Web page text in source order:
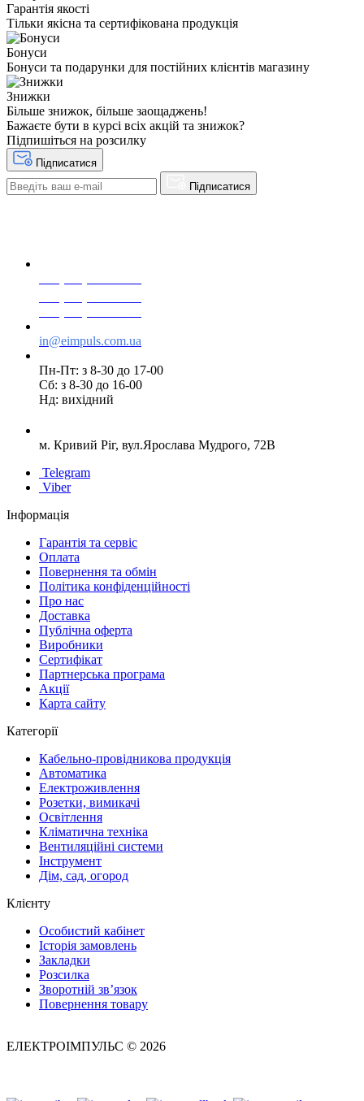
Гарантія якості
Тільки якісна та сертифікована продукція
Бонуси
Бонуси та подарунки для постійних клієнтів магазину
Знижки
Більше знижок, більше заощаджень!
Бажаєте бути в курсі всіх акцій та знижок?
Підпишіться на розсилку
Підписатися
Підписатися
in@eimpuls.com.ua
Пн-Пт: з 8-30 до 17-00
Сб: з 8-30 до 16-00
Нд: вихідний
м. Кривий Ріг, вул.Ярослава Мудрого, 72В
Telegram
Viber
Інформація
Гарантія та сервіс
Оплата
Повернення та обмін
Політика конфіденційності
Про нас
Доставка
Публічна оферта
Виробники
Сертифікат
Партнерська програма
Акції
Карта сайту
Категорії
Кабельно-провідникова продукція
Автоматика
Електроживлення
Розетки, вимикачі
Освітлення
Кліматична техніка
Вентиляційні системи
Інструмент
Дім, сад, огород
Клієнту
Особистий кабінет
Історія замовлень
Закладки
Розсилка
Зворотній зв’язок
Повернення товару
ЕЛЕКТРОІМПУЛЬС © 2026